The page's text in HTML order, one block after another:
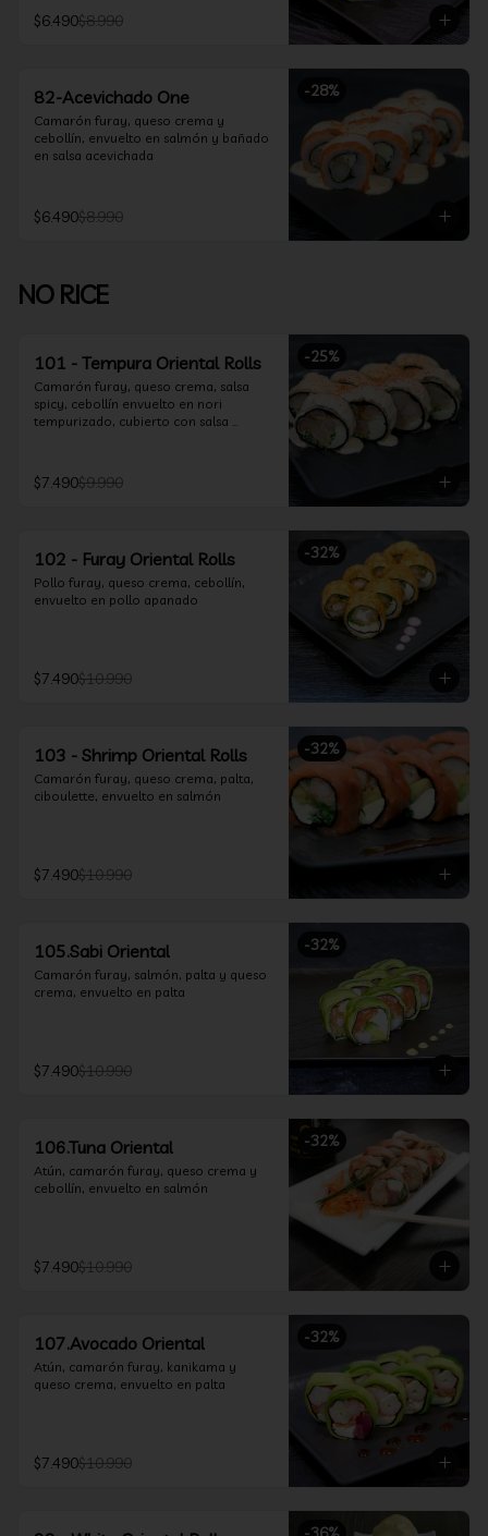
$6.490$8.990
-28%
82-Acevichado One
Camarón furay, queso crema y
cebollín, envuelto en salmón y bañado
en salsa acevichada
$6.490$8.990
NO RICE
-25%
101 - Tempura Oriental Rolls
Camarón furay, queso crema, salsa
spicy, cebollín envuelto en nori
tempurizado, cubierto con salsa
$7.490$9.990
-32%
102 - Furay Oriental Rolls
Pollo furay, queso crema, cebollín,
envuelto en pollo apanado
$7.490$10.990
-32%
103 - Shrimp Oriental Rolls
Camarón furay, queso crema, palta,
ciboulette, envuelto en salmón
$7.490$10.990
-32%
105.Sabi Oriental
Camarón furay, salmón, palta y queso
crema, envuelto en palta
$7.490$10.990
-32%
106.Tuna Oriental
Atún, camarón furay, queso crema y
cebollín, envuelto en salmón
$7.490$10.990
-32%
107.Avocado Oriental
Atún, camarón furay, kanikama y
queso crema, envuelto en palta
$7.490$10.990